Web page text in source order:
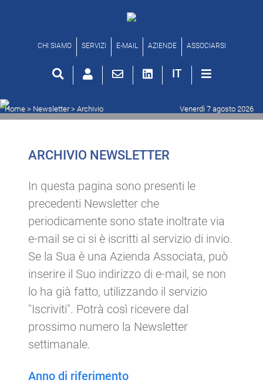
Archivio newsletter
CHI SIAMO SERVIZI E-MAIL AZIENDE ASSOCIARSI
IT
Venerdì 7 agosto 2026
Home > Newsletter > Archivio
ARCHIVIO NEWSLETTER
In questa pagina sono presenti le
precedenti Newsletter che
periodicamente sono state inoltrate via
e-mail se ci si è iscritti al servizio di invio.
Se la Sua è una Azienda Associata, può
inserire il Suo indirizzo di e-mail, se non
lo ha già fatto, utilizzando il servizio
"Iscriviti". Potrà così ricevere dal
prossimo numero la Newsletter
settimanale.
Anno di riferimento